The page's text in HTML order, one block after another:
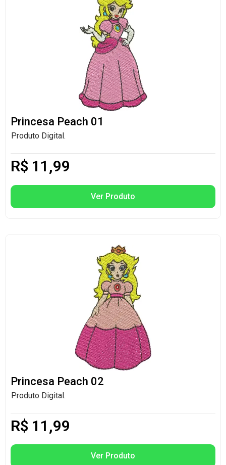
Princesa Peach 01
Produto Digital.
R$ 11,99
Ver Produto
Princesa Peach 02
Produto Digital.
R$ 11,99
Ver Produto